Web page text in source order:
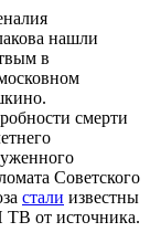
нашли
в
смерти
Советского
стали известны
от источника.